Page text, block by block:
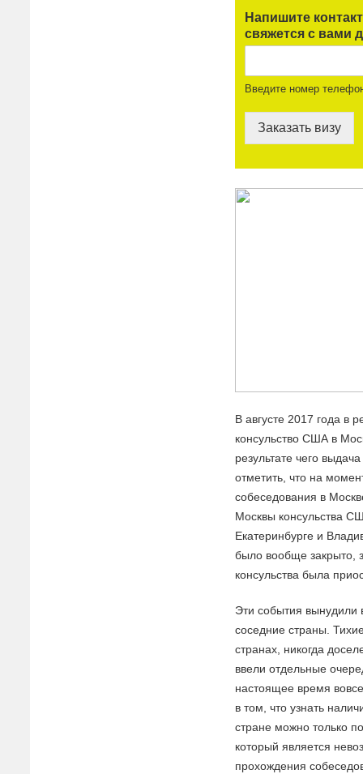
Напишите
свяжется с вами
Введите номер
Заказать визу
В августе 2017 года в
консульство США в
результате чего
отметить, что на
собеседования в
Москвы консульства
Екатеринбурге и
было вообще закрыто,
консульства была
Эти события вынудили
соседние страны.
странах, никогда
ввели отдельные
настоящее время
в том, что узнать
стране можно только
который является
прохождения